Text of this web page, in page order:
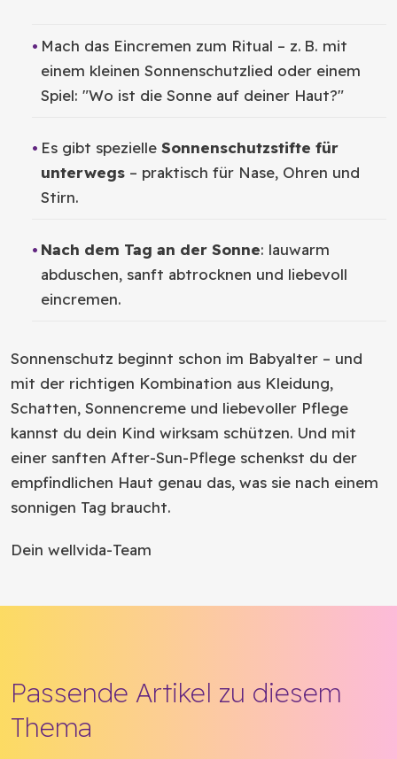
Mach das Eincremen zum Ritual – z. B. mit
einem kleinen Sonnenschutzlied oder einem
Spiel: "Wo ist die Sonne auf deiner Haut?"
Es gibt spezielle Sonnenschutzstifte für
unterwegs– praktisch für Nase, Ohren und
Stirn.
Nach dem Tag an der Sonne: lauwarm
abduschen, sanft abtrocknen und liebevoll
eincremen.
Sonnenschutz beginnt schon im Babyalter – und
mit der richtigen Kombination aus Kleidung,
Schatten, Sonnencreme und liebevoller Pflege
kannst du dein Kind wirksam schützen. Und mit
einer sanften After-Sun-Pflege schenkst du der
empfindlichen Haut genau das, was sie nach einem
sonnigen Tag braucht.
Dein wellvida-Team
Passende Artikel zu diesem
Thema